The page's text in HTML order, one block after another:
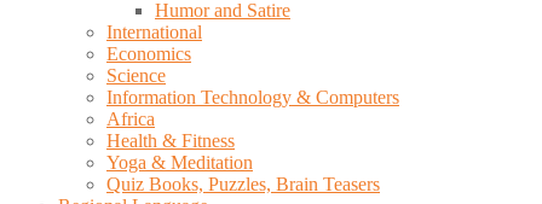
Humor and Satire
International
Economics
Science
Information Technology & Computers
Africa
Health & Fitness
Yoga & Meditation
Quiz Books, Puzzles, Brain Teasers